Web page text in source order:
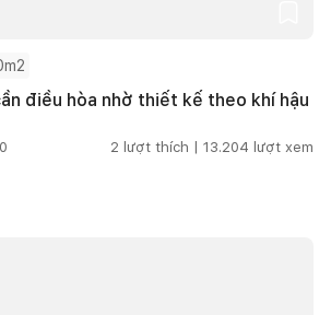
điều hòa nhờ thiết kế theo khí hậu
2 lượt thích | 13.204 lượt xem